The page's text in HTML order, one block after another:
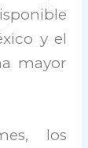
y el
mayor
los